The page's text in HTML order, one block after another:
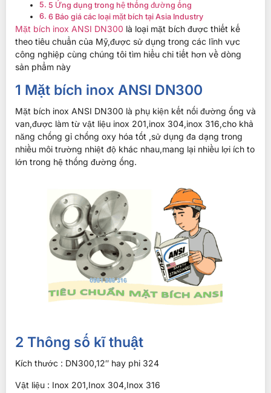
5 Ứng dụng trong hệ thống đường ống
6 Báo giá các loại mặt bích tại Asia Industry
Mặt bích inox ANSI DN300 là loại mặt bích được thiết kế
theo tiêu chuẩn của Mỹ,được sử dụng trong các lĩnh vực
công nghiệp cùng chúng tôi tìm hiểu chi tiết hơn về dòng
sản phẩm này
1 Mặt bích inox ANSI DN300
Mặt bích inox ANSI DN300 là phụ kiện kết nối đường ống và
van,được làm từ vật liệu inox 201,inox 304,inox 316,cho khả
năng chống gỉ chống oxy hóa tốt ,sử dụng đa dạng trong
nhiều môi trường nhiệt độ khác nhau,mang lại nhiều lợi ích to
lớn trong hệ thống đường ống.
2 Thông số kĩ thuật
Kích thước : DN300,12″ hay phi 324
Vật liệu : Inox 201,Inox 304,Inox 316